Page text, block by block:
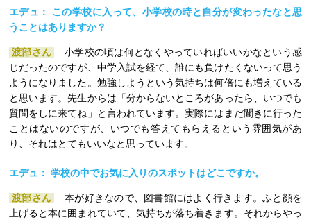
エデュ： この学校に入って、小学校の時と自分が変わったなと思
うことはありますか？
渡部さん
小学校の頃は何となくやっていればいいかなという感
じだったのですが、中学入試を経て、誰にも負けたくないって思う
ようになりました。勉強しようという気持ちは何倍にも増えている
と思います。先生からは「分からないところがあったら、いつでも
質問をしに来てね」と言われています。実際にはまだ聞きに行った
ことはないのですが、いつでも答えてもらえるという雰囲気があ
り、それはとてもいいなと思っています。
エデュ： 学校の中でお気に入りのスポットはどこですか。
渡部さん
本が好きなので、図書館にはよく行きます。ふと顔を
上げると本に囲まれていて、気持ちが落ち着きます。それからやっ